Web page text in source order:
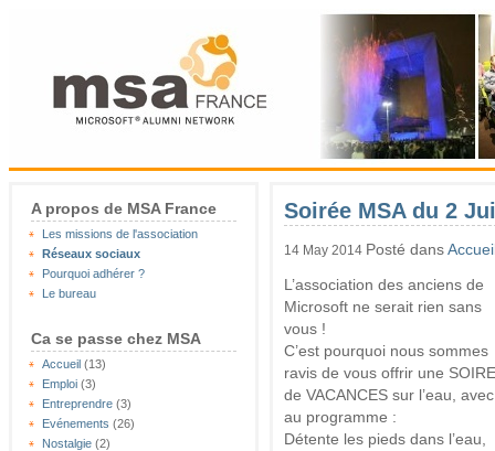
A propos de MSA France
Les missions de l'association
Réseaux sociaux
Pourquoi adhérer ?
Le bureau
Ca se passe chez MSA
Accueil (13)
Emploi (3)
Entreprendre (3)
Evénements (26)
Nostalgie (2)
Soirée MSA du 2
14 May 2014 Posté dans
L’association des anciens de
Microsoft ne serait rien sans
vous !
C’est pourquoi nous sommes
ravis de vous offrir une
de VACANCES sur l’eau, avec
au programme :
Détente les pieds dans l’eau,